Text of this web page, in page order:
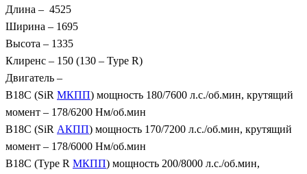
Длина – 4525
Ширина – 1695
Высота – 1335
Клиренс – 150 (130 – Type R)
Двигатель –
B18C (SiR МКПП) мощность 180/7600 л.с./об.мин, крутящий
момент – 178/6200 Нм/об.мин
B18C (SiR АКПП) мощность 170/7200 л.с./об.мин, крутящий
момент – 178/6000 Нм/об.мин
B18C (Type R МКПП) мощность 200/8000 л.с./об.мин,